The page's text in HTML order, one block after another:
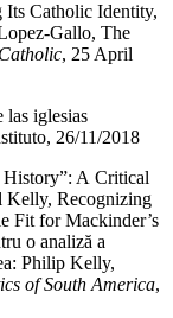
Catholic Identity,
Gallo, The
, 25 April
las iglesias
26/11/2018
A Critical
Kelly, Recognizing
Fit for Mackinder’s
o analiză a
Philip Kelly,
of South America,